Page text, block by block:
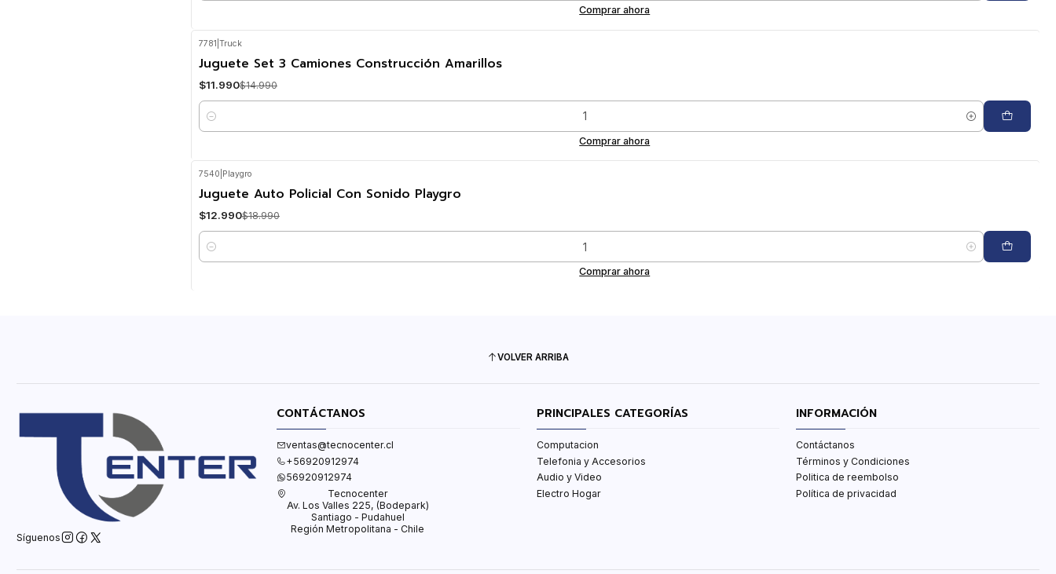
Comprar ahora
7781 Truck
Juguete Set 3 Camiones Construcción Amarillos
$11.990$14.990
Cantidad
Comprar ahora
-32% OFF
7540 Playgro
Juguete Auto Policial Con Sonido Playgro
$12.990$18.990
Cantidad
Comprar ahora
VOLVER ARRIBA
Síguenos
CONTÁCTANOS
ventas@tecnocenter.cl
+56920912974
56920912974
Tecnocenter
Av. Los Valles 225, (Bodepark)
Santiago - Pudahuel
Región Metropolitana - Chile
PRINCIPALES CATEGORÍAS
Computacion
Telefonia y Accesorios
Audio y Video
Electro Hogar
INFORMACIÓN
Contáctanos
Términos y Condiciones
Politica de reembolso
Política de privacidad